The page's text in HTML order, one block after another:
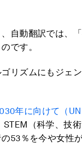
自動翻訳では、
です。
リズムにもジェ
年に向けて（
STEM（科学、技術
53％を今や女性